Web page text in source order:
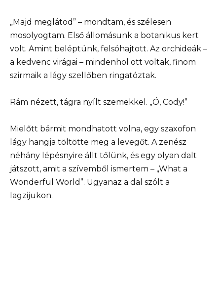
„Majd meglátod” – mondtam, és szélesen
mosolyogtam. Első állomásunk a botanikus kert
volt. Amint beléptünk, felsóhajtott. Az orchideák –
a kedvenc virágai – mindenhol ott voltak, finom
szirmaik a lágy szellőben ringatóztak.
Rám nézett, tágra nyílt szemekkel. „Ó, Cody!”
Mielőtt bármit mondhatott volna, egy szaxofon
lágy hangja töltötte meg a levegőt. A zenész
néhány lépésnyire állt tőlünk, és egy olyan dalt
játszott, amit a szívemből ismertem – „What a
Wonderful World”. Ugyanaz a dal szólt a
lagzijukon.